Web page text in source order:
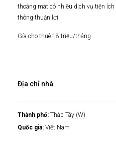
thoáng mát có nhiều dịch vụ tiện
thông thuận lợi
Gía cho thuê 18 triệu/tháng
Địa chỉ nhà
Thành phố: Tháp Tây (W)
Quốc gia: Việt Nam